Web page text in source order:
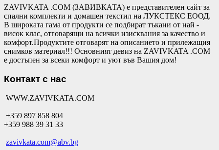
ZAVIVKATA .COM (ЗАВИВКАТА) е представителен сайт за
спални комплекти и домашен текстил на ЛУКСТЕКС ЕООД.
В широката гама от продукти се подбират тъкани от най -
висок клас, отговарящи на всички изисквания за качество и
комфорт.Продуктите отговарят на описанието и прилежащия
снимков материал!!! Основният девиз на ZAVIVKATA .COM
е достъпен за всеки комфорт и уют във Вашия дом!
Контакт с нас
WWW.ZAVIVKATA.COM
+359 897 858 804
+359 988 39 31 33
zavivkata.com@abv.bg